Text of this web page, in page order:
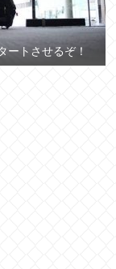
ートさせるぞ！